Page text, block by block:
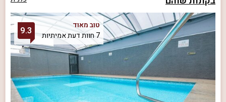
טוב מאוד
7 חוות דעת אמיתיות
9.3